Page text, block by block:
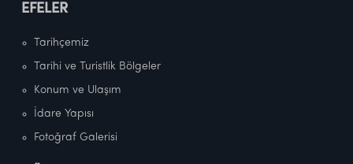
EFELER
Tarihçemiz
Tarihi ve Turistlik Bölgeler
Konum ve Ulaşım
İdare Yapısı
Fotoğraf Galerisi